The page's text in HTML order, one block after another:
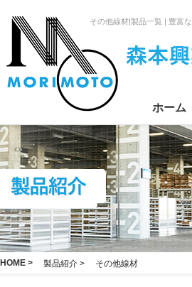
その他線材|製品一覧 | 豊富
ホーム
HOME > 製品紹介 > その他線材